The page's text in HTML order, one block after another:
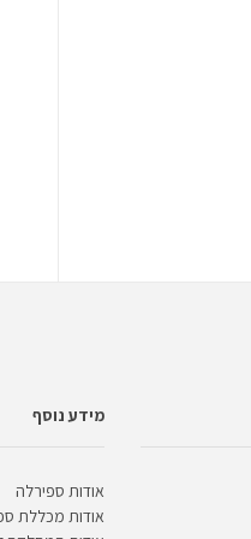
מידע נוסף
אודות ספירלה
אודות מכללת